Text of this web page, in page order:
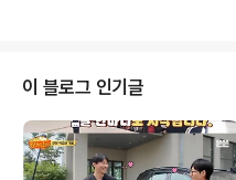
성장 가능성을 보여주며 팀의 미래 자원
다. 선수 본인의 강한 유럽 진출 의지가
었으며, FC 자르브뤼켄은 이승준 선수
가하여 영입을 추진했습니다. 용인FC는
리어 발전을 최우선으로 고려하여 이적
이 블로그 인기글